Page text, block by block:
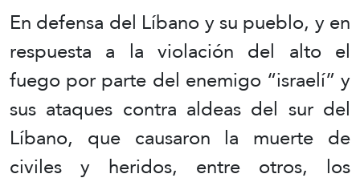
En defensa del Líbano y su pueblo, y en
respuesta a la violación del alto el
fuego por parte del enemigo “israelí” y
sus ataques contra aldeas del sur del
Líbano, que causaron la muerte de
civiles y heridos, entre otros, los